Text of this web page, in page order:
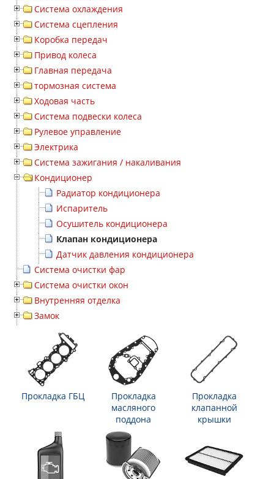
Система охлаждения
Система сцепления
Коробка передач
Привод колеса
Главная передача
тормозная система
Ходовая часть
Система подвески колеса
Рулевое управление
Электрика
Система зажигания / накаливания
Кондиционер
Радиатор кондиционера
Испаритель
Осушитель кондиционера
Клапан кондиционера
Датчик давления кондиционера
Система очистки фар
Система очистки окон
Внутренняя отделка
Замок
Прокладка ГБЦ
Прокладка
масляного
поддона
Прокладка
клапанной
крышки